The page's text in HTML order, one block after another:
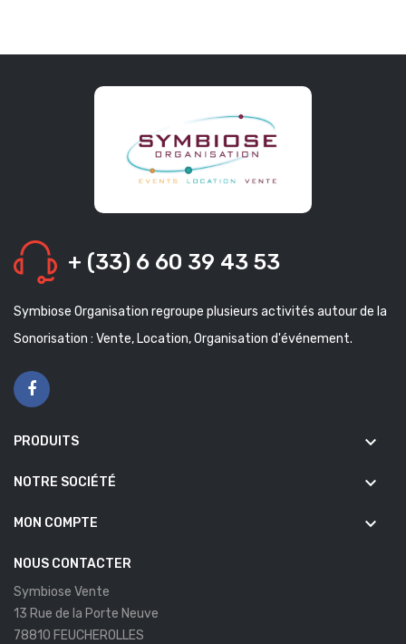
+ (33) 6 60 39 43 53
Symbiose Organisation regroupe plusieurs activités autour de la
Sonorisation : Vente, Location, Organisation d'événement.
PRODUITS keyboard_arrow_down
NOTRE SOCIÉTÉ keyboard_arrow_down
MON COMPTE keyboard_arrow_down
NOUS CONTACTER
Symbiose Vente
13 Rue de la Porte Neuve
78810 FEUCHEROLLES